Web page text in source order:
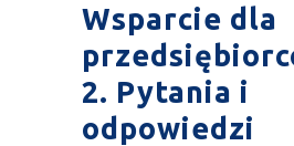
Wsparcie dla
2. Pytania i
odpowiedzi